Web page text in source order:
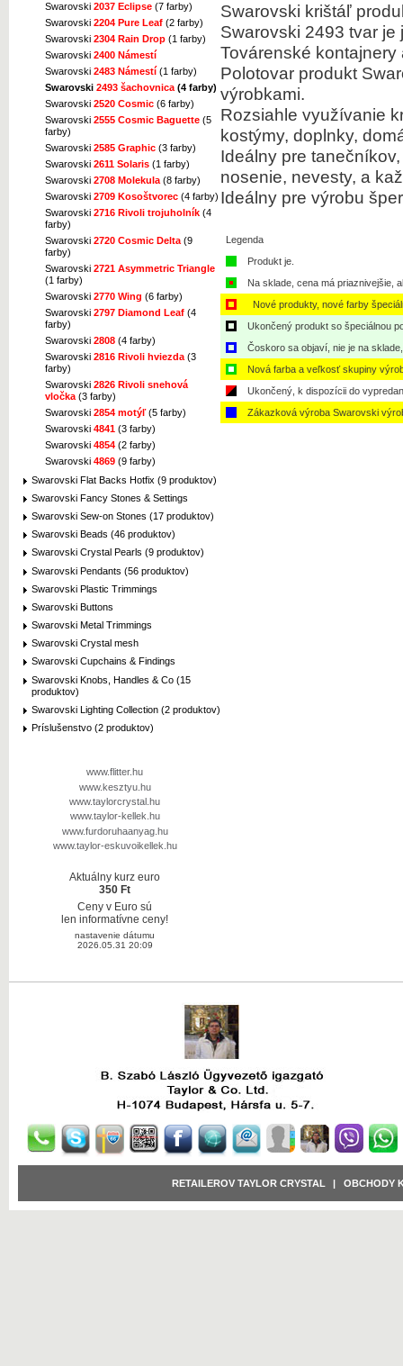
Swarovski 2037 Eclipse (7 farby)
Swarovski 2204 Pure Leaf (2 farby)
Swarovski 2304 Rain Drop (1 farby)
Swarovski 2400 Námestí
Swarovski 2483 Námestí (1 farby)
Swarovski 2493 šachovnica (4 farby)
Swarovski 2520 Cosmic (6 farby)
Swarovski 2555 Cosmic Baguette (5
farby)
Swarovski 2585 Graphic (3 farby)
Swarovski 2611 Solaris (1 farby)
Swarovski 2708 Molekula (8 farby)
Swarovski 2709 Kosoštvorec (4 farby)
Swarovski 2716 Rivoli trojuholník (4
farby)
Swarovski 2720 Cosmic Delta (9
farby)
Swarovski 2721 Asymmetric Triangle
(1 farby)
Swarovski 2770 Wing (6 farby)
Swarovski 2797 Diamond Leaf (4
farby)
Swarovski 2808 (4 farby)
Swarovski 2816 Rivoli hviezda (3
farby)
Swarovski 2826 Rivoli snehová
vločka (3 farby)
Swarovski 2854 motýľ(5 farby)
Swarovski 4841 (3 farby)
Swarovski 4854 (2 farby)
Swarovski 4869 (9 farby)
Swarovski Flat Backs Hotfix (9 produktov)
Swarovski Fancy Stones & Settings
Swarovski Sew-on Stones (17 produktov)
Swarovski Beads (46 produktov)
Swarovski Crystal Pearls (9 produktov)
Swarovski Pendants (56 produktov)
Swarovski Plastic Trimmings
Swarovski Buttons
Swarovski Metal Trimmings
Swarovski Crystal mesh
Swarovski Cupchains & Findings
Swarovski Knobs, Handles & Co (15
produktov)
Swarovski Lighting Collection (2 produktov)
Príslušenstvo (2 produktov)
www.flitter.hu
www.kesztyu.hu
www.taylorcrystal.hu
www.taylor-kellek.hu
www.furdoruhaanyag.hu
www.taylor-eskuvoikellek.hu
Aktuálny kurz euro
350 Ft
Ceny v Euro sú
len informatívne ceny!
nastavenie dátumu
2026.05.31 20:09
Swarovski krištáľ
Swarovski 2493 tvar je
Továrenské kontajnery
Polotovar produkt
výrobkami.
Rozsiahle využívanie
kostýmy, doplnky,
Ideálny pre tanečníkov,
nosenie, nevesty, a
Ideálny pre výrobu
Legenda
Produkt je.
Na sklade, cena má priaznivejšie,
Nové produkty, nové farby
Ukončený produkt so špeciálnou
Čoskoro sa objaví, nie je na
Nová farba a veľkosť skupiny
Ukončený, k dispozícii do
Zákazková výroba Swarovski
RETAILEROV TAYLOR CRYSTAL OBCHODY